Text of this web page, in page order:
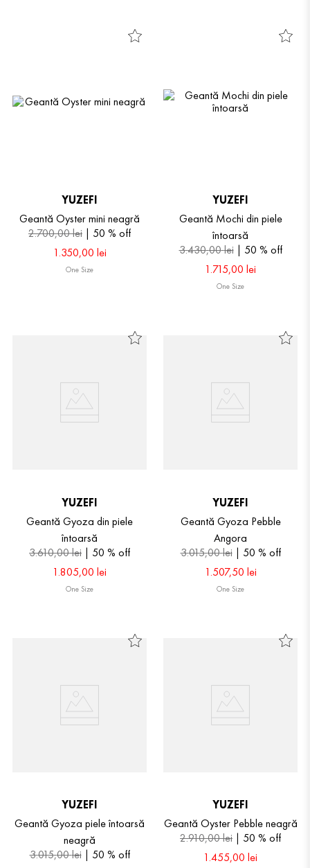
YUZEFI
Geantă Oyster mini neagră
2.700,00lei 50 % off
1.350,00 lei
One Size
YUZEFI
Geantă Mochi din piele
întoarsă
3.430,00lei 50 % off
1.715,00 lei
One Size
YUZEFI
Geantă Gyoza din piele
întoarsă
3.610,00lei 50 % off
1.805,00 lei
One Size
YUZEFI
Geantă Gyoza Pebble
Angora
3.015,00lei 50 % off
1.507,50 lei
One Size
YUZEFI
Geantă Gyoza piele întoarsă
neagră
3.015,00lei 50 % off
YUZEFI
Geantă Oyster Pebble neagră
2.910,00lei 50 % off
1.455,00 lei